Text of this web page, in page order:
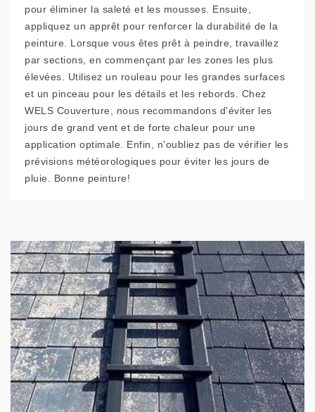
pour éliminer la saleté et les mousses. Ensuite,
appliquez un apprêt pour renforcer la durabilité de la
peinture. Lorsque vous êtes prêt à peindre, travaillez
par sections, en commençant par les zones les plus
élevées. Utilisez un rouleau pour les grandes surfaces
et un pinceau pour les détails et les rebords. Chez
WELS Couverture, nous recommandons d'éviter les
jours de grand vent et de forte chaleur pour une
application optimale. Enfin, n'oubliez pas de vérifier les
prévisions météorologiques pour éviter les jours de
pluie. Bonne peinture!